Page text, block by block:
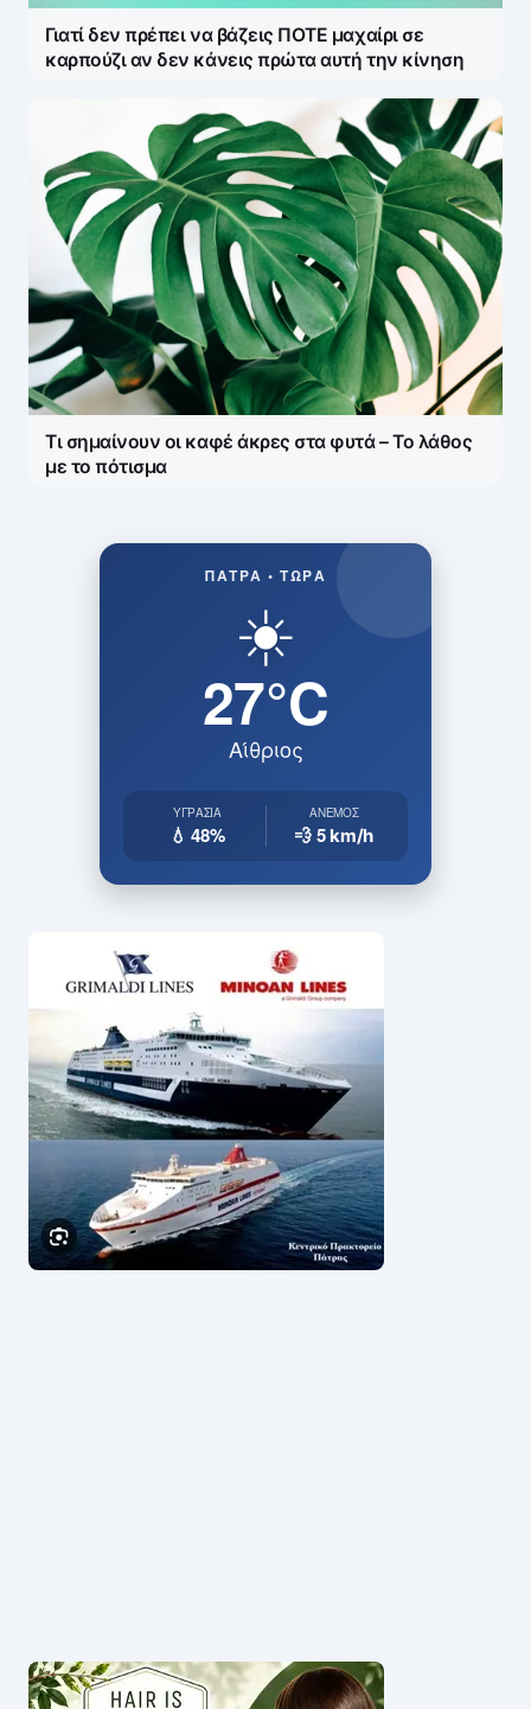
Γιατί δεν πρέπει να βάζεις ΠΟΤΕ μαχαίρι σε
καρπούζι αν δεν κάνεις πρώτα αυτή την κίνηση
Τι σημαίνουν οι καφέ άκρες στα φυτά – Το λάθος
με το πότισμα
ΠΆΤΡΑ • ΤΏΡΑ
☀️
27°C
Αίθριος
ΥΓΡΑΣΊΑ
💧 48%
ΆΝΕΜΟΣ
💨 5km/h